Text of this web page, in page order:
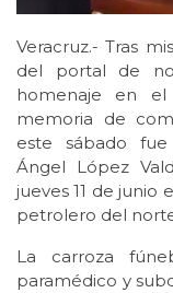
Veracruz.- Tras
del portal de
homenaje en
memoria de
este sábado
Ángel López
jueves 11 de junio
petrolero del
La carroza
paramédico y